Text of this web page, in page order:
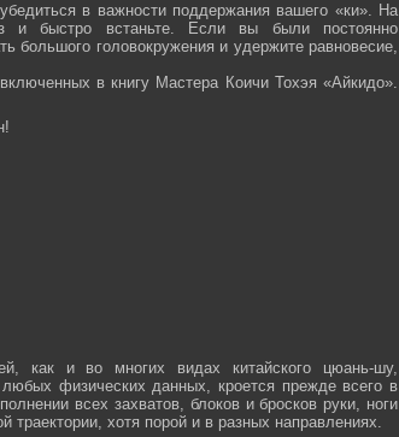
в важности поддержания вашего «ки». На
и быстро встаньте. Если вы были постоянно
большого головокружения и удержите равновесие,
в книгу Мастера Коичи Тохэя «Айкидо».
как и во многих видах китайского цюань-шу,
физических данных, кроется прежде всего в
всех захватов, блоков и бросков руки, ноги
траектории, хотя порой и в разных направлениях.